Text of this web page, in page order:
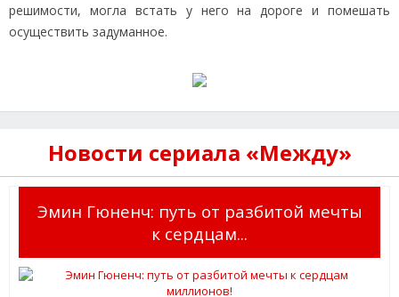
решимости, могла встать у него на дороге и помешать
осуществить задуманное.
Новости сериала «Между»
Эмин Гюненч: путь от разбитой мечты
к сердцам...